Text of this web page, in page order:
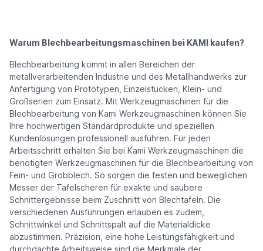
Warum Blechbearbeitungsmaschinen bei KAMI kaufen?
Blechbearbeitung kommt in allen Bereichen der
metallverarbeitenden Industrie und des Metallhandwerks zur
Anfertigung von Prototypen, Einzelstücken, Klein- und
Großserien zum Einsatz. Mit Werkzeugmaschinen für die
Blechbearbeitung von Kami Werkzeugmaschinen können Sie
Ihre hochwertigen Standardprodukte und speziellen
Kundenlösungen professionell ausführen. Für jeden
Arbeitsschritt erhalten Sie bei Kami Werkzeugmaschinen die
benötigten Werkzeugmaschinen für die Blechbearbeitung von
Fein- und Grobblech. So sorgen die festen und beweglichen
Messer der Tafelscheren für exakte und saubere
Schnittergebnisse beim Zuschnitt von Blechtafeln. Die
verschiedenen Ausführungen erlauben es zudem,
Schnittwinkel und Schnittspalt auf die Materialdicke
abzustimmen. Präzision, eine hohe Leistungsfähigkeit und
durchdachte Arbeitsweise sind die Merkmale der